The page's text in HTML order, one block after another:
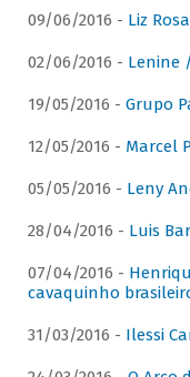
09/06/2016 - Liz
02/06/2016 - Lenine
19/05/2016 - Grupo
12/05/2016 - Marcel
05/05/2016 - Leny
28/04/2016 - Luis
07/04/2016 -
cavaquinho
31/03/2016 - Ilessi